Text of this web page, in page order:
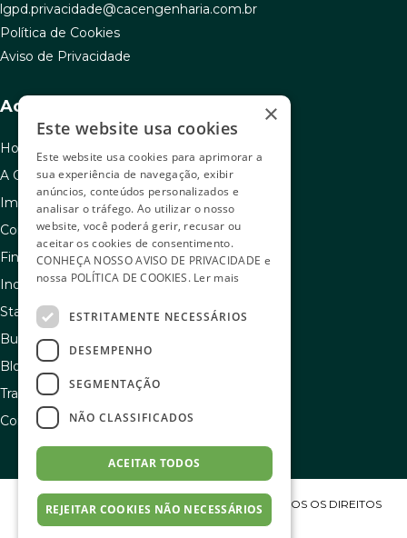
lgpd.privacidade@cacengenharia.com.br
Política de Cookies
Aviso de Privacidade
Acesso rápido
Home
A C.A.C
Imóveis à venda
Como usar seu FGTS
Financiamento
Indique e ganhe
Stand de vendas
Buscador de sonhos
Blog
Transparência e igualdade salarial
Contato
COPYRIGHT C.A.C ENGENHARIA S/A 2023 – TODOS OS DIREITOS
RESERVADOS.
×
Este website usa cookies
Este website usa cookies para aprimorar a
sua experiência de navegação, exibir
anúncios, conteúdos personalizados e
analisar o tráfego. Ao utilizar o nosso
website, você poderá gerir, recusar ou
aceitar os cookies de consentimento.
CONHEÇA NOSSOAVISO DE PRIVACIDADE e
nossa POLÍTICA DE COOKIES. Ler mais
ESTRITAMENTE NECESSÁRIOS
DESEMPENHO
SEGMENTAÇÃO
NÃO CLASSIFICADOS
ACEITAR TODOS
REJEITAR COOKIES NÃO NECESSÁRIOS